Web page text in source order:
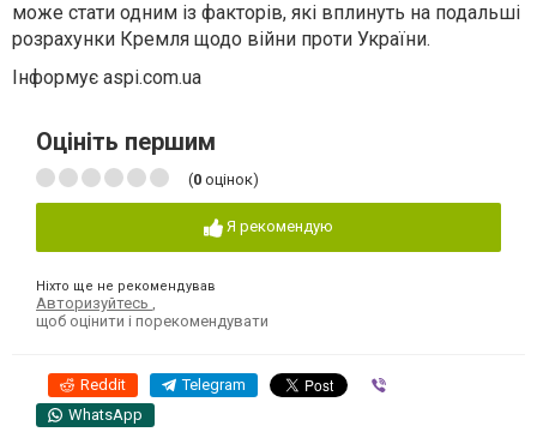
може стати одним із факторів, які вплинуть на подальші
розрахунки Кремля щодо війни проти України.
Інформує aspi.com.ua
Оцініть першим
(0 оцінок)
Я рекомендую
Ніхто ще не рекомендував
Авторизуйтесь ,
щоб оцінити і порекомендувати
Reddit Telegram
WhatsApp